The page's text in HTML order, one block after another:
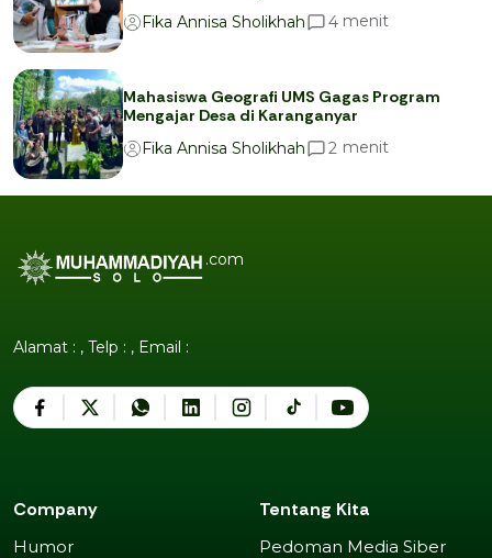
Fika Annisa Sholikhah
4 menit
Mahasiswa Geografi UMS Gagas Program
Mengajar Desa di Karanganyar
Fika Annisa Sholikhah
2 menit
.com
Alamat : , Telp : , Email :
Company
Humor
Tentang Kita
Pedoman Media Siber